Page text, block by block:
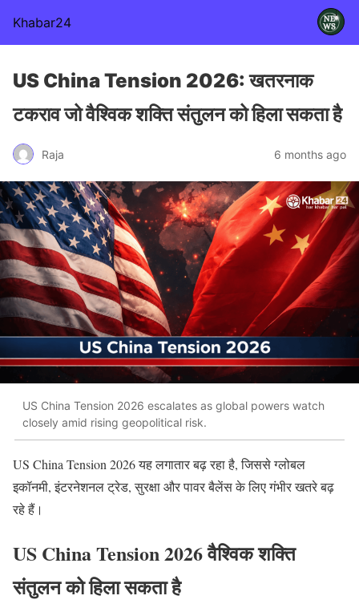
Khabar24
US China Tension 2026: खतरनाक
टकराव जो वैश्विक शक्ति संतुलन को हिला सकता है
Raja 6 months ago
US China Tension 2026 escalates as global powers watch
closely amid rising geopolitical risk.
US China Tension 2026 यह लगातार बढ़ रहा है, जिससे ग्लोबल
इकॉनमी, इंटरनेशनल ट्रेड, सुरक्षा और पावर बैलेंस के लिए गंभीर खतरे बढ़
रहे हैं।
US China Tension 2026 वैश्विक शक्ति
संतुलन को हिला सकता है